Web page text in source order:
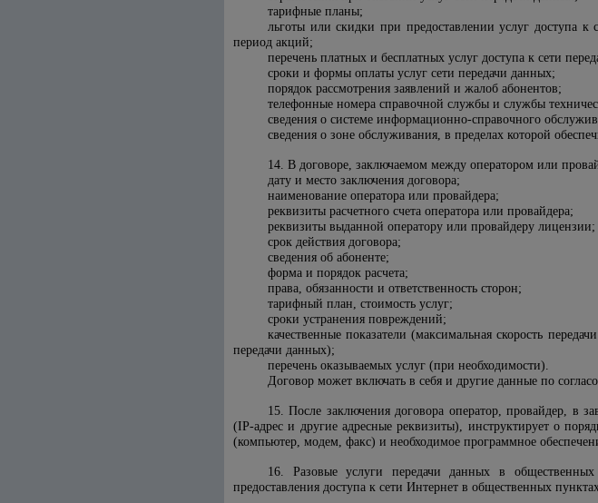
тарифные планы;
льготы или скидки при предоставлении услуг доступа
период акций;
перечень платных и бесплатных услуг доступа к сети
сроки и формы оплаты услуг сети передачи данных;
порядок рассмотрения заявлений и жалоб абонентов;
телефонные номера справочной службы и службы
сведения о системе информационно-справочного
сведения о зоне обслуживания, в пределах которой
14. В договоре, заключаемом между оператором или
дату и место заключения договора;
наименование оператора или провайдера;
реквизиты расчетного счета оператора или провайдера;
реквизиты выданной оператору или провайдеру лицензии;
срок действия договора;
сведения об абоненте;
форма и порядок расчета;
права, обязанности и ответственность сторон;
тарифный план, стоимость услуг;
сроки устранения повреждений;
качественные показатели (максимальная скорость
передачи данных);
перечень оказываемых услуг (при необходимости).
Договор может включать в себя и другие данные по
15. После заключения договора оператор, провайдер, в
(IP-адрес и другие адресные реквизиты), инструктирует о
(компьютер, модем, факс) и необходимое программное
16. Разовые услуги передачи данных в общественных
предоставления доступа к сети Интернет в общественных